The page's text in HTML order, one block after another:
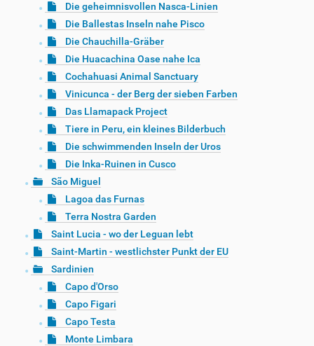
Die geheimnisvollen Nasca-Linien
Die Ballestas Inseln nahe Pisco
Die Chauchilla-Gräber
Die Huacachina Oase nahe Ica
Cochahuasi Animal Sanctuary
Vinicunca - der Berg der sieben Farben
Das Llamapack Project
Tiere in Peru, ein kleines Bilderbuch
Die schwimmenden Inseln der Uros
Die Inka-Ruinen in Cusco
São Miguel
Lagoa das Furnas
Terra Nostra Garden
Saint Lucia - wo der Leguan lebt
Saint-Martin - westlichster Punkt der EU
Sardinien
Capo d'Orso
Capo Figari
Capo Testa
Monte Limbara